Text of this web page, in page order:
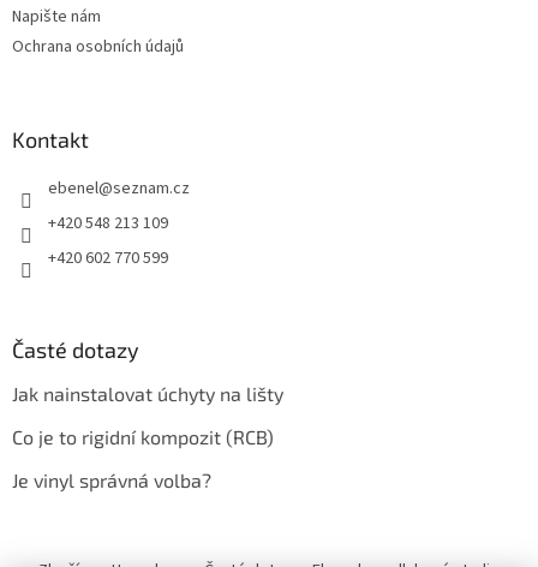
Napište nám
Ochrana osobních údajů
Kontakt
ebenel@seznam.cz
+420 548 213 109
+420 602 770 599
Časté dotazy
Jak nainstalovat úchyty na lišty
Co je to rigidní kompozit (RCB)
Je vinyl správná volba?